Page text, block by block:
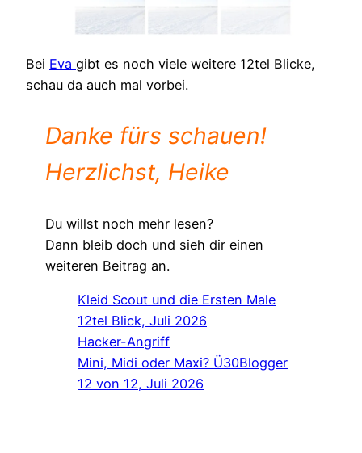
Bei Eva gibt es noch viele weitere 12tel Blicke,
schau da auch mal vorbei.
Danke fürs schauen!
Herzlichst, Heike
Du willst noch mehr lesen?
Dann bleib doch und sieh dir einen
weiteren Beitrag an.
Kleid Scout und die Ersten Male
12tel Blick, Juli 2026
Hacker-Angriff
Mini, Midi oder Maxi? Ü30Blogger
12 von 12, Juli 2026